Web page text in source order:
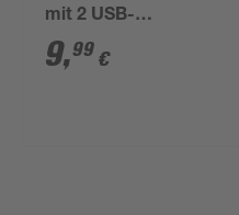
mit 2 USB-
Anschlüssen
9,99 €